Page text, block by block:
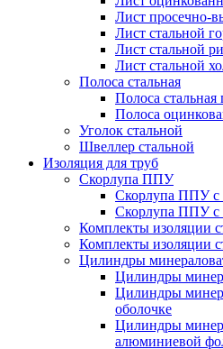
Лист просечно-
Лист стальной
Лист стальной
Лист стальной
Полоса стальная
Полоса стальная
Полоса
Уголок стальной
Швеллер стальной
Изоляция для труб
Скорлупа ППУ
Скорлупа ППУ с
Скорлупа ППУ с
Комплекты изоляции
Комплекты изоляции
Цилиндры
Цилиндры
Цилиндры
оболочке
Цилиндры
алюминиевой